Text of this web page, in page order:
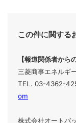
この件に関する
【報道関係者から
三菱商事エネルギ
TEL. 03-4362-
om
株式会社オート